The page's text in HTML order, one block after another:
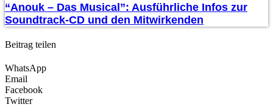
“Anouk – Das Musical”: Ausführliche Infos zur
Soundtrack-CD und den Mitwirkenden
Beitrag teilen
WhatsApp
Email
Facebook
Twitter